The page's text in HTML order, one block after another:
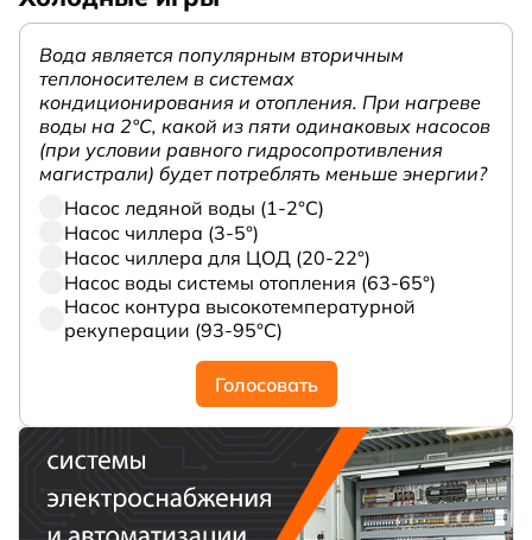
Вода является популярным вторичным
теплоносителем в системах
кондиционирования и отопления. При нагреве
воды на 2°С, какой из пяти одинаковых насосов
(при условии равного гидросопротивления
магистрали) будет потреблять меньше энергии?
Насос ледяной воды (1-2°С)
Насос чиллера (3-5°)
Насос чиллера для ЦОД (20-22°)
Насос воды системы отопления (63-65°)
Насос контура высокотемпературной
рекуперации (93-95°С)
Голосовать